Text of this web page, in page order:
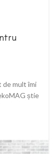
de mult îmi
știe